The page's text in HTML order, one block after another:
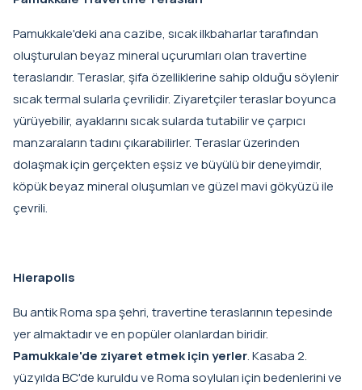
Pamukkale'deki ana cazibe, sıcak ilkbaharlar tarafından
oluşturulan beyaz mineral uçurumları olan travertine
teraslarıdır. Teraslar, şifa özelliklerine sahip olduğu söylenir
sıcak termal sularla çevrilidir. Ziyaretçiler teraslar boyunca
yürüyebilir, ayaklarını sıcak sularda tutabilir ve çarpıcı
manzaraların tadını çıkarabilirler. Teraslar üzerinden
dolaşmak için gerçekten eşsiz ve büyülü bir deneyimdir,
köpük beyaz mineral oluşumları ve güzel mavi gökyüzü ile
çevrili.
Hierapolis
Bu antik Roma spa şehri, travertine teraslarının tepesinde
yer almaktadır ve en popüler olanlardan biridir.
Pamukkale'de ziyaret etmek için yerler. Kasaba 2.
yüzyılda BC'de kuruldu ve Roma soyluları için bedenlerini ve